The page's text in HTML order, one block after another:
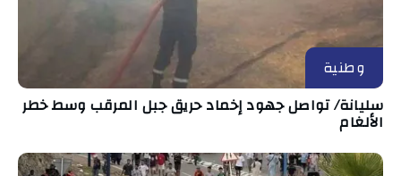
وطنية
سليانة/ تواصل جهود إخماد حريق جبل المرقب وسط خطر
الألغام